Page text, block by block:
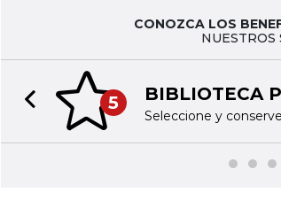
CONOZCA LOS
NUESTROS
5 BIBLIOTECA
Seleccione y
Previous slide